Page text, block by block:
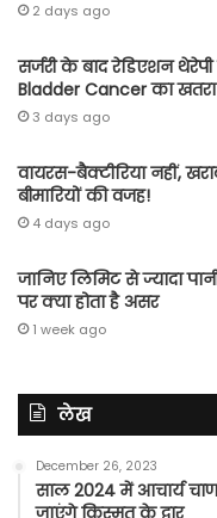
2 days ago
सर्जरी के बाद रेडिएशन
Bladder Cancer का खतरा
3 days ago
वायरस-बैक्टीरिया नहीं,
बीमारियों की वजह!
4 days ago
जानिए लिमिट से ज्यादा
पर क्या होता है असर
1 week ago
लेख
December 26, 2023
साल 2024 में आचार्य